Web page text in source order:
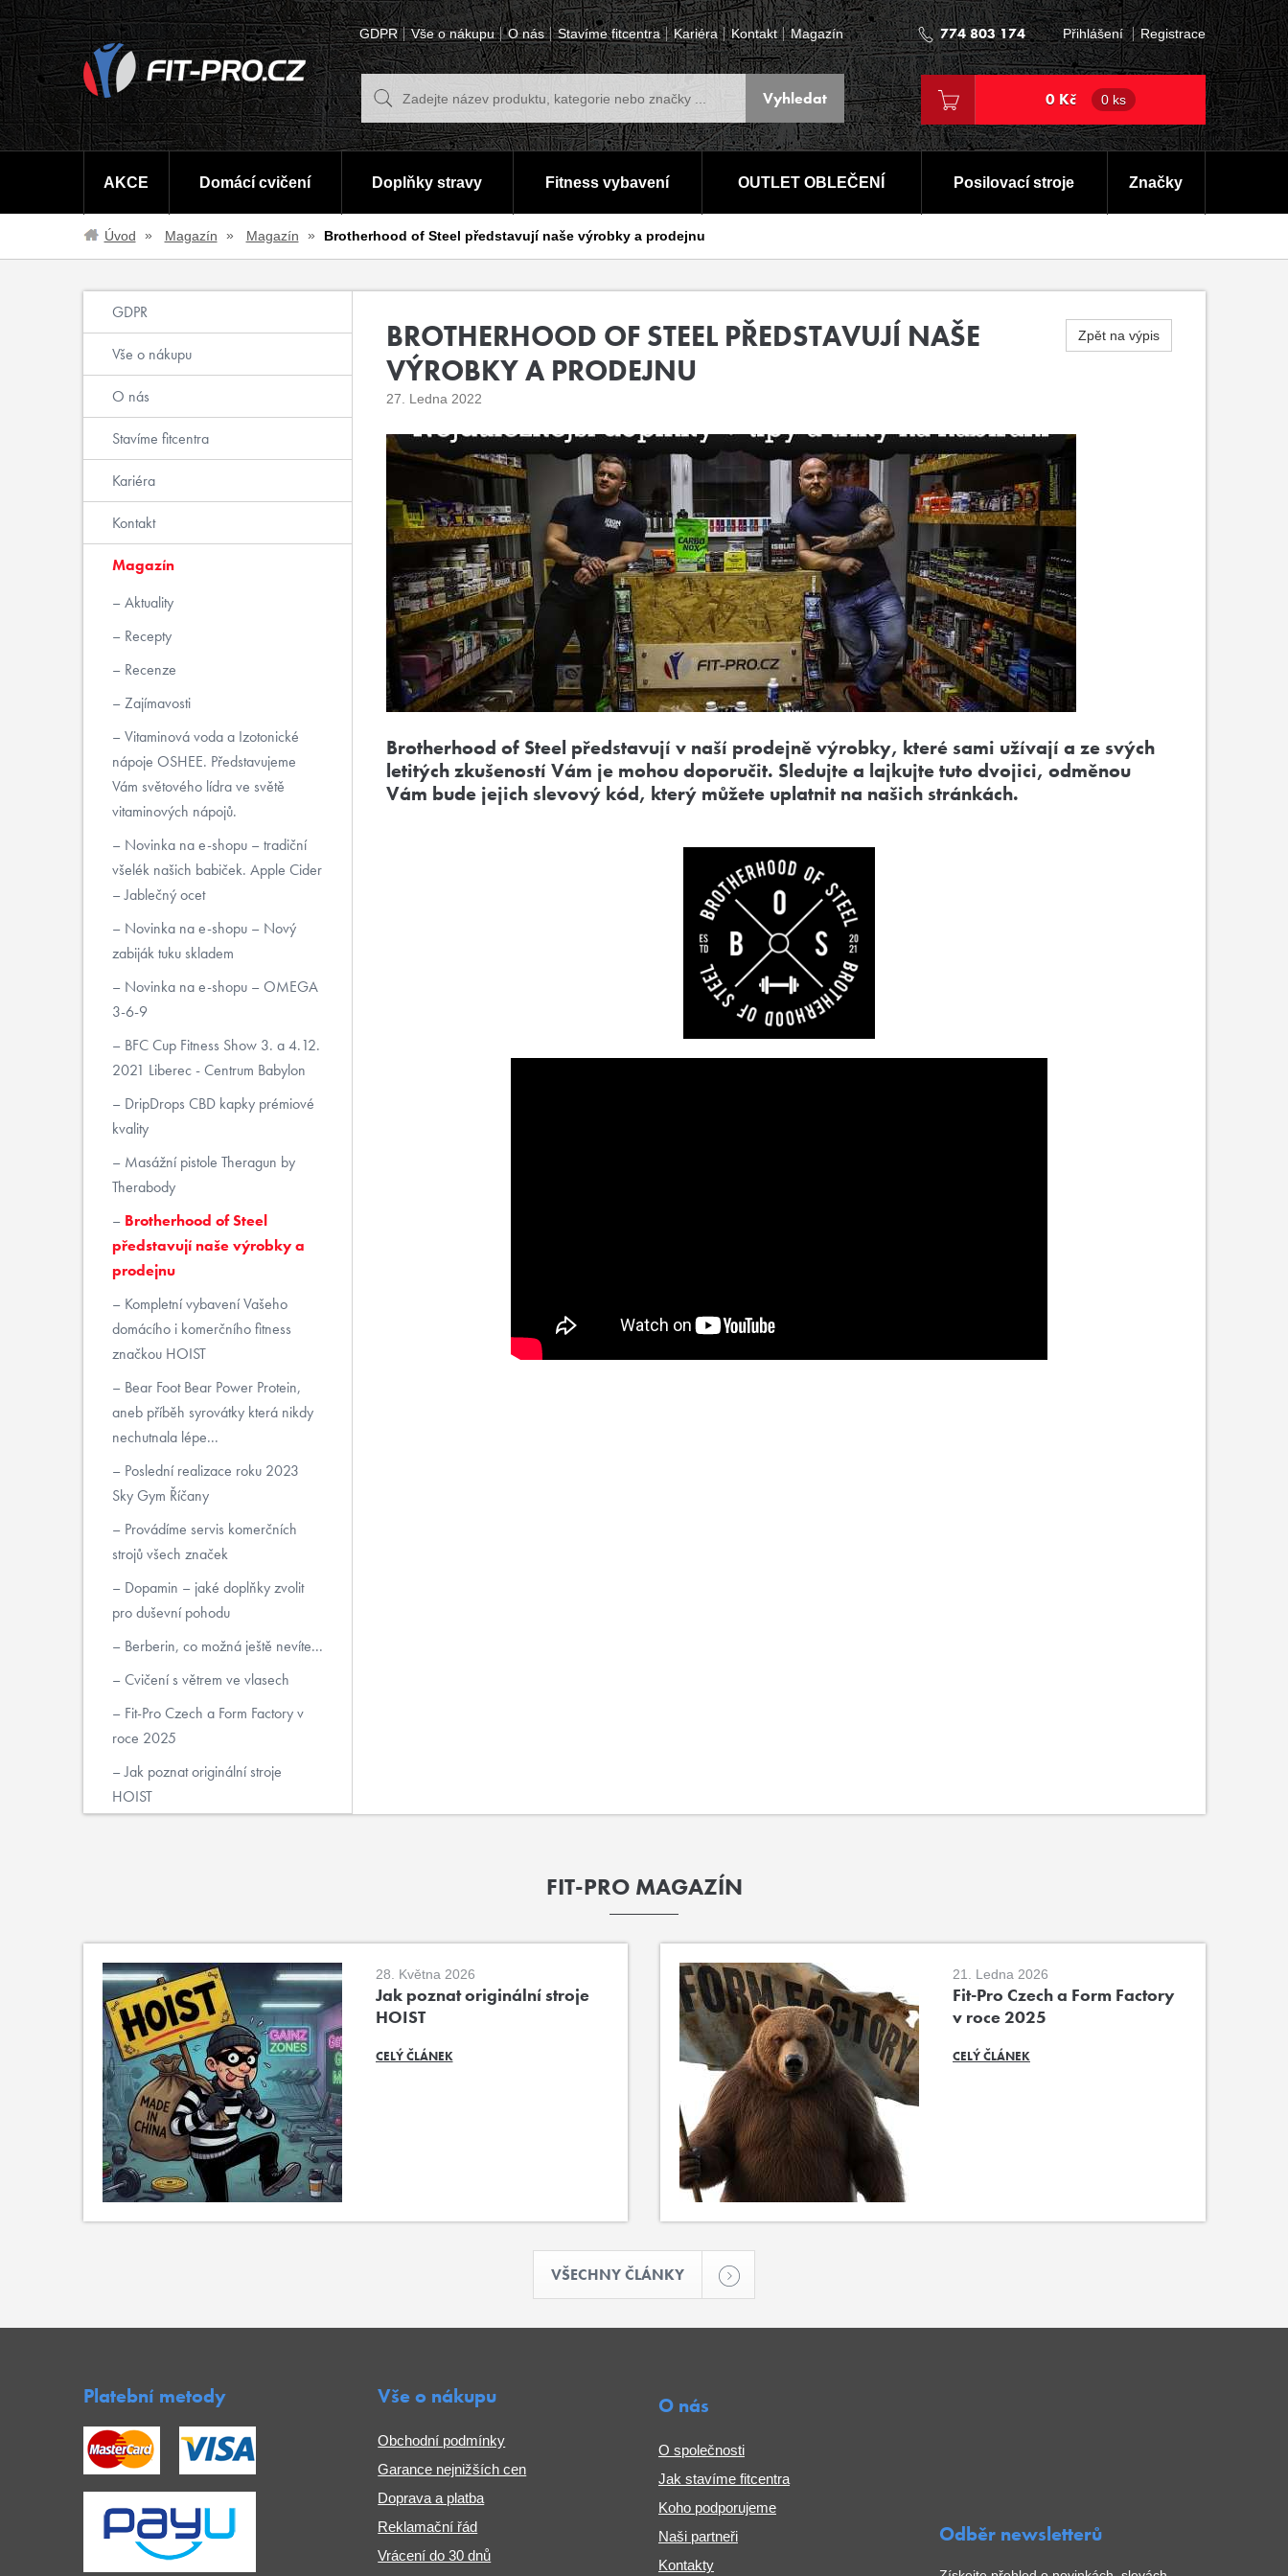
GDPR Vše o nákupu O nás Stavíme fitcentra Kariéra Kontakt Magazín 774 803 174 Přihlášení Registrace
0 Kč 0 ks
AKCE Domácí cvičení Doplňky stravy Fitness vybavení OUTLET OBLEČENÍ Posilovací stroje Značky
Úvod Magazín Magazín Brotherhood of Steel představují naše výrobky a prodejnu
Zpět na výpis
BROTHERHOOD OF STEEL PŘEDSTAVUJÍ NAŠE
VÝROBKY A PRODEJNU
27. Ledna 2022
Brotherhood of Steel představují v naší prodejně výrobky, které sami užívají a ze svých
letitých zkušeností Vám je mohou doporučit. Sledujte a lajkujte tuto dvojici, odměnou
Vám bude jejich slevový kód, který můžete uplatnit na našich stránkách.
GDPR
Vše o nákupu
O nás
Stavíme fitcentra
Kariéra
Kontakt
Magazín
Aktuality
Recepty
Recenze
Zajímavosti
Vitaminová voda a Izotonické
nápoje OSHEE. Představujeme
Vám světového lídra ve světě
vitaminových nápojů.
Novinka na e-shopu – tradiční
všelék našich babiček. Apple Cider
– Jablečný ocet
Novinka na e-shopu – Nový
zabiják tuku skladem
Novinka na e-shopu – OMEGA
3-6-9
BFC Cup Fitness Show 3. a 4.12.
2021 Liberec - Centrum Babylon
DripDrops CBD kapky prémiové
kvality
Masážní pistole Theragun by
Therabody
Brotherhood of Steel
představují naše výrobky a
prodejnu
Kompletní vybavení Vašeho
domácího i komerčního fitness
značkou HOIST
Bear Foot Bear Power Protein,
aneb příběh syrovátky která nikdy
nechutnala lépe...
Poslední realizace roku 2023
Sky Gym Říčany
Provádíme servis komerčních
strojů všech značek
Dopamin – jaké doplňky zvolit
pro duševní pohodu
Berberin, co možná ještě nevíte...
Cvičení s větrem ve vlasech
Fit-Pro Czech a Form Factory v
roce 2025
Jak poznat originální stroje
HOIST
FIT-PRO MAGAZÍN
28. Května 2026
Jak poznat originální stroje
HOIST
CELÝ ČLÁNEK
21. Ledna 2026
Fit-Pro Czech a Form Factory
v roce 2025
CELÝ ČLÁNEK
VŠECHNY ČLÁNKY
Platební metody Vše o nákupu
Obchodní podmínky
Garance nejnižších cen
Doprava a platba
Reklamační řád
Vrácení do 30 dnů
O nás
O společnosti
Jak stavíme fitcentra
Koho podporujeme
Naši partneři
Kontakty
Odběr newsletterů